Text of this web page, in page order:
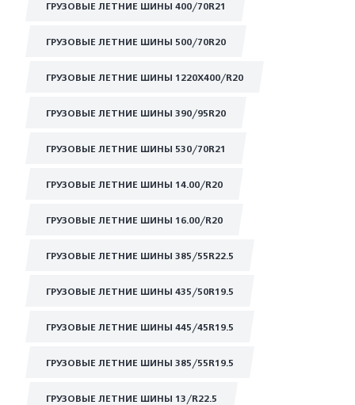
ГРУЗОВЫЕ ЛЕТНИЕ ШИНЫ 400/70R21
ГРУЗОВЫЕ ЛЕТНИЕ ШИНЫ 500/70R20
ГРУЗОВЫЕ ЛЕТНИЕ ШИНЫ 1220Х400/R20
ГРУЗОВЫЕ ЛЕТНИЕ ШИНЫ 390/95R20
ГРУЗОВЫЕ ЛЕТНИЕ ШИНЫ 530/70R21
ГРУЗОВЫЕ ЛЕТНИЕ ШИНЫ 14.00/R20
ГРУЗОВЫЕ ЛЕТНИЕ ШИНЫ 16.00/R20
ГРУЗОВЫЕ ЛЕТНИЕ ШИНЫ 385/55R22.5
ГРУЗОВЫЕ ЛЕТНИЕ ШИНЫ 435/50R19.5
ГРУЗОВЫЕ ЛЕТНИЕ ШИНЫ 445/45R19.5
ГРУЗОВЫЕ ЛЕТНИЕ ШИНЫ 385/55R19.5
ГРУЗОВЫЕ ЛЕТНИЕ ШИНЫ 13/R22.5